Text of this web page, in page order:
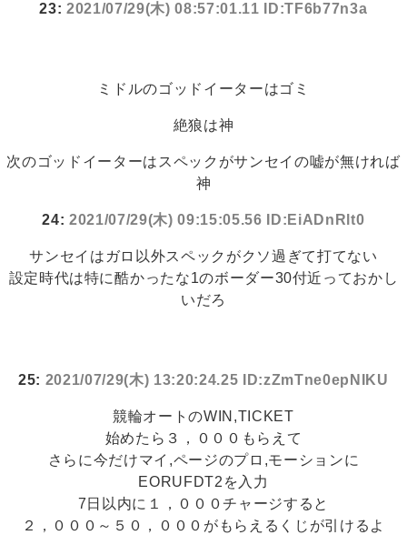
23:2021/07/29(木) 08:57:01.11 ID:TF6b77n3a
ミドルのゴッドイーターはゴミ
絶狼は神
次のゴッドイーターはスペックがサンセイの嘘が無ければ
神
24:2021/07/29(木) 09:15:05.56 ID:EiADnRlt0
サンセイはガロ以外スペックがクソ過ぎて打てない
設定時代は特に酷かったな1のボーダー30付近っておかし
いだろ
25: 2021/07/29(木) 13:20:24.25 ID:zZmTne0epNIKU
競輪オートのWIN,TICKET
始めたら３，０００もらえて
さらに今だけマイ,ページのプロ,モーションに
EORUFDT2を入力
7日以内に１，０００チャージすると
２，０００～５０，０００がもらえるくじが引けるよ